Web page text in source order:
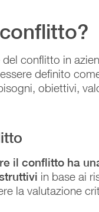
del conflitto in
definito
obiettivi,
il conflitto ha
in base ai
la valutazione